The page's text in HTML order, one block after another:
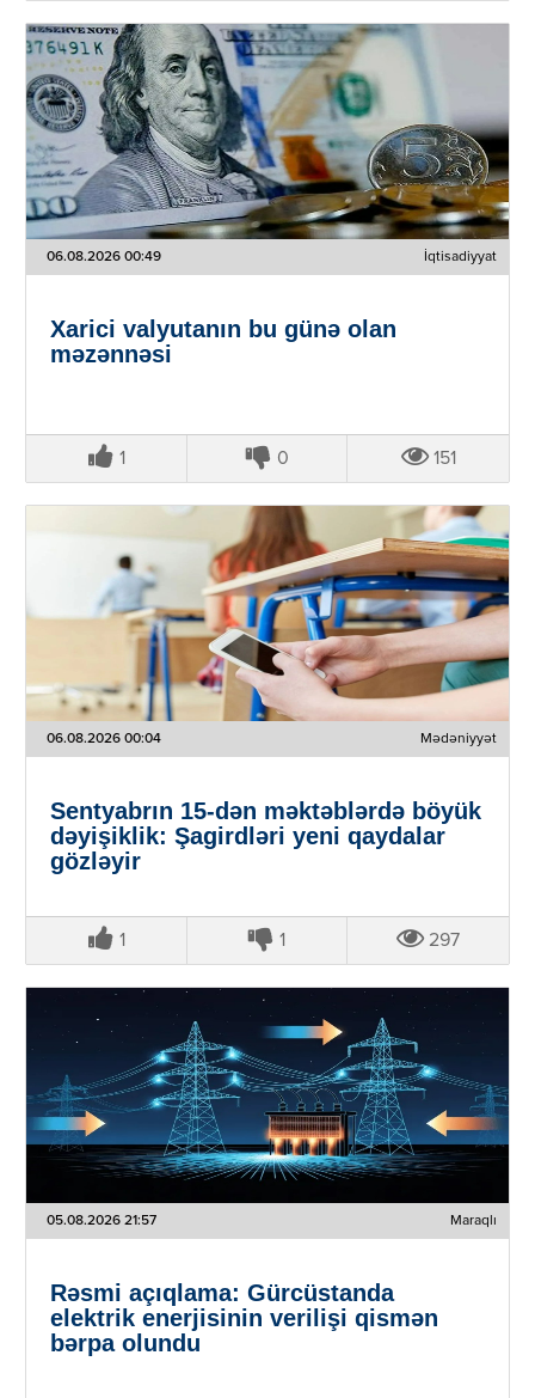
06.08.2026 00:49 İqtisadiyyat
Xarici valyutanın bu günə olan
məzənnəsi
1 0 151
06.08.2026 00:04 Mədəniyyət
Sentyabrın 15-dən məktəblərdə böyük
dəyişiklik: Şagirdləri yeni qaydalar
gözləyir
1 1 297
05.08.2026 21:57 Maraqlı
Rəsmi açıqlama: Gürcüstanda
elektrik enerjisinin verilişi qismən
bərpa olundu